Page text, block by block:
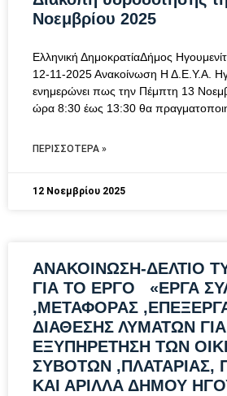
Νοεμβρίου 2025
Ελληνική ΔημοκρατίαΔήμος
12-11-2025 Ανακοίνωση Η Δ.Ε.Υ.Α.
ενημερώνει πως την Πέμπτη 13
ώρα 8:30 έως 13:30 θα
ΠΕΡΙΣΣΌΤΕΡΑ »
12 Νοεμβρίου 2025
AΝΑΚΟΙΝΩΣΗ-ΔΕΛΤΙΟ
ΓΙΑ ΤΟ ΕΡΓΟ «ΕΡΓΑ
,ΜΕΤΑΦΟΡΑΣ
ΔΙΑΘΕΣΗΣ ΛΥΜΑΤΩΝ
ΕΞΥΠΗΡΕΤΗΣΗ ΤΩΝ
ΣΥΒΟΤΩΝ ,ΠΛΑΤΑΡΙΑΣ,
ΚΑΙ ΑΡΙΛΛΑ ΔΗΜΟΥ